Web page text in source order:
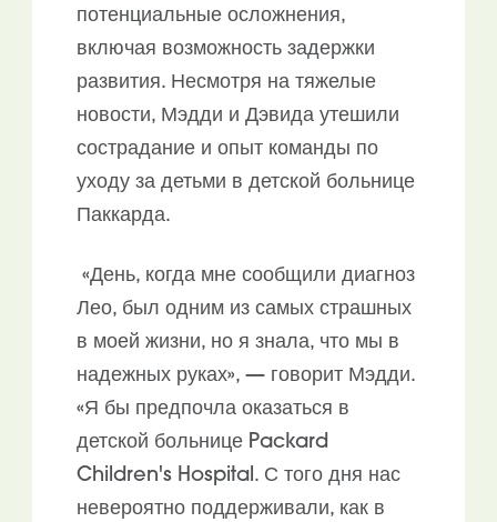
потенциальные осложнения,
включая возможность задержки
развития. Несмотря на тяжелые
новости, Мэдди и Дэвида утешили
сострадание и опыт команды по
уходу за детьми в детской больнице
Паккарда.
«День, когда мне сообщили диагноз
Лео, был одним из самых страшных
в моей жизни, но я знала, что мы в
надежных руках», — говорит Мэдди.
«Я бы предпочла оказаться в
детской больнице Packard
Children's Hospital. С того дня нас
невероятно поддерживали, как в